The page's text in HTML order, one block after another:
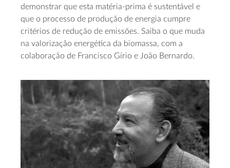
demonstrar que esta matéria-prima é sustentável e
que o processo de produção de energia cumpre
critérios de redução de emissões. Saiba o que muda
na valorização energética da biomassa, com a
colaboração de Francisco Gírio e João Bernardo.